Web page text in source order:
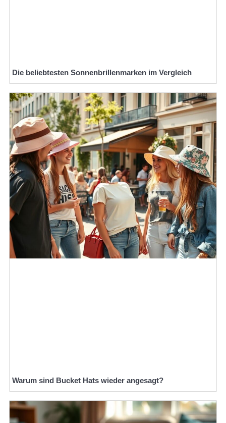
Die beliebtesten Sonnenbrillenmarken im Vergleich
Warum sind Bucket Hats wieder angesagt?